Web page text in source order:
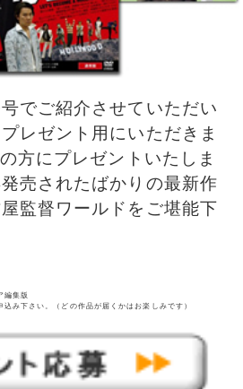
でご紹介させていただい
レゼント用にいただきま
方にプレゼントいたしま
売されたばかりの最新作
監督ワールドをご堪能下
編集版
み下さい。（どの作品が届くかはお楽しみです）